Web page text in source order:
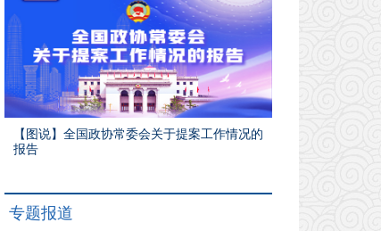
【图说】全国政协常委会关于提案工作情况的
报告
专题报道